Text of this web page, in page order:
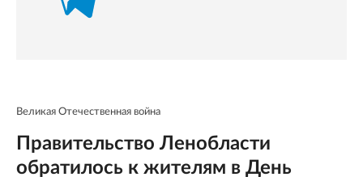
Великая Отечественная война
Правительство Ленобласти
обратилось к жителям в День